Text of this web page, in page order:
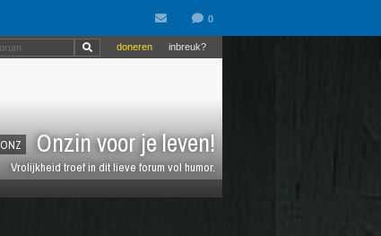
ONZ Onzin voor je leven!
Vrolijkheid troef in dit lieve forum vol humor.
inbreuk?
doneren